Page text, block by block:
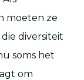
moeten ze
diversiteit
soms het
om